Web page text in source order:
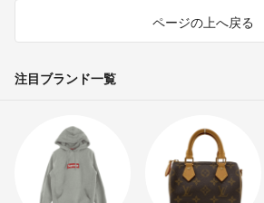
ページの上へ戻る
注目ブランド一覧